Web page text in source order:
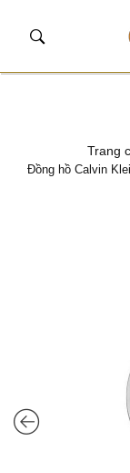
Trang
Đồng hồ Calvin